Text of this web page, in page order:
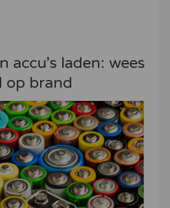
accu’s laden: wees
op brand